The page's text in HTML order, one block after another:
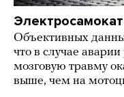
Объективных
что в случае
мозговую травму
выше, чем на